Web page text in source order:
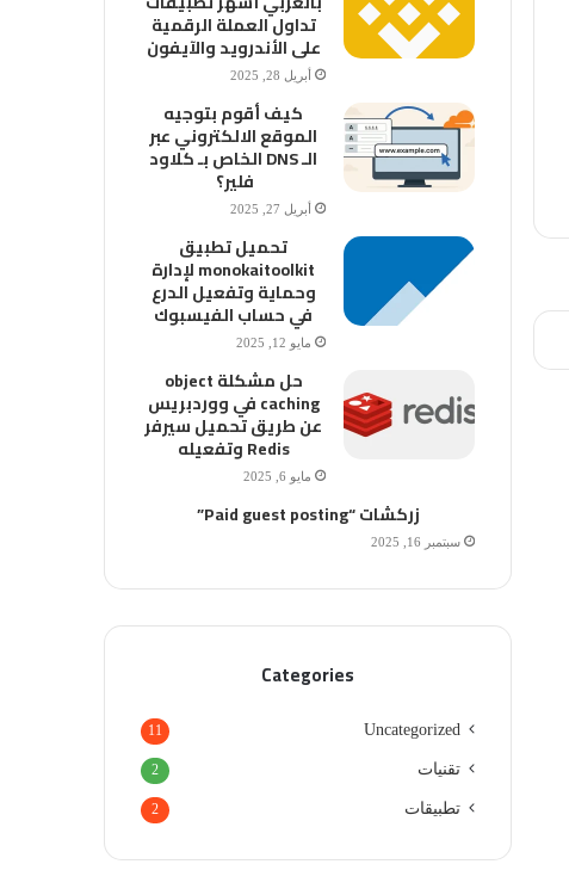
تداول العملة الرقمية
على الأندرويد والآيفون
أبريل 28, 2025
كيف أقوم بتوجيه
الموقع الالكتروني عبر
الـ DNS الخاص بـ كلاود
فلير؟
أبريل 27, 2025
تحميل تطبيق
monokaitoolkit لإدارة
وحماية وتفعيل الدرع
في حساب الفيسبوك
مايو 12, 2025
حل مشكلة object
caching في ووردبريس
عن طريق تحميل سيرفر
Redis وتفعيله
مايو 6, 2025
زركشات “Paid guest posting”
سبتمبر 16, 2025
Categories
Uncategorized
11
تقنيات 2
تطبيقات 2